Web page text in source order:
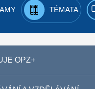
TÉMATA
OPZ+